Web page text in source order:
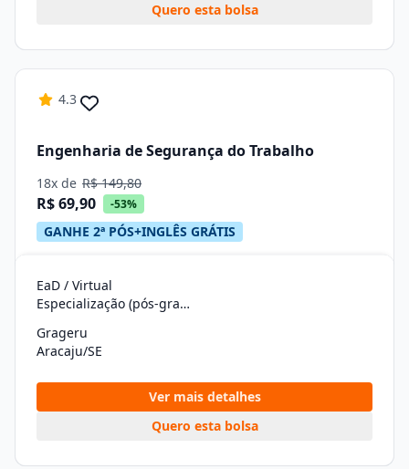
Quero esta bolsa
4.3
Engenharia de Segurança do Trabalho
18x de R$ 149,80
R$ 69,90 -53%
GANHE 2ª PÓS+INGLÊS GRÁTIS
EaD / Virtual
Especialização (pós-graduação)
Grageru
Aracaju/SE
Ver mais detalhes
Quero esta bolsa